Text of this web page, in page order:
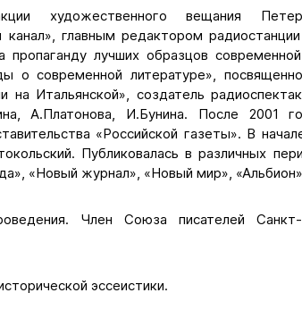
художественного вещания
главным редактором
лучших образцов
о современной литературе»,
Итальянской», создатель
А.Платонова, И.Бунина. После 2001
«Российской газеты». В
Публиковалась в различных
«Новый журнал», «Новый мир»,
Член Союза писателей
эссеистики.